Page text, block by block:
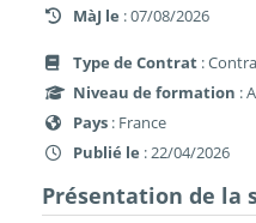
MàJ le : 07/08/2026
Type de Contrat :
Niveau de formation :
Pays : France
Publié le : 22/04/2026
Présentation de la